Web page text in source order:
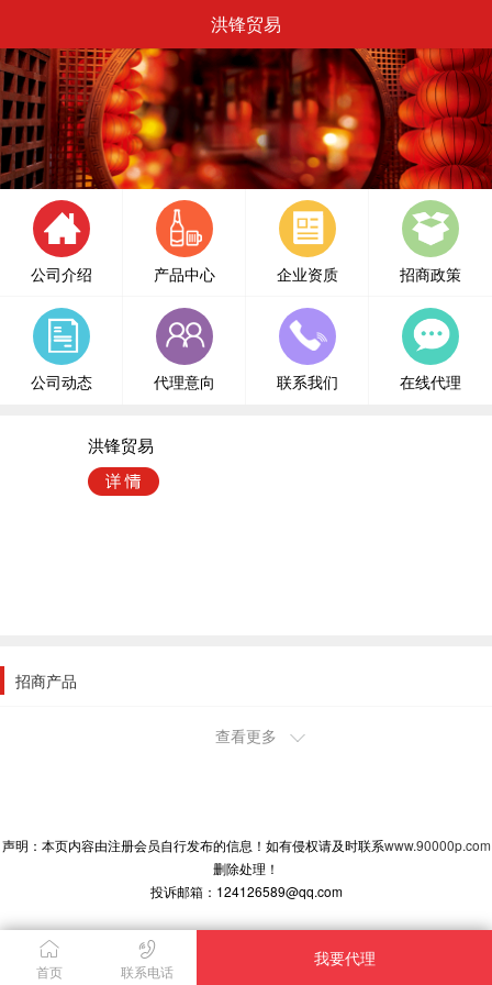
洪锋贸易
公司介绍 产品中心 企业资质 招商政策
公司动态 代理意向 联系我们 在线代理
洪锋贸易
招商产品
查看更多
广东金凤生物科技有限公司
北京君客酒业有限公司
福建省柒斗金酒业有限公司
声明：本页内容由注册会员自行发布的信息！如有侵权请及时联系www.90000p.com
删除处理！
投诉邮箱：124126589@qq.com
首页 联系电话
我要代理